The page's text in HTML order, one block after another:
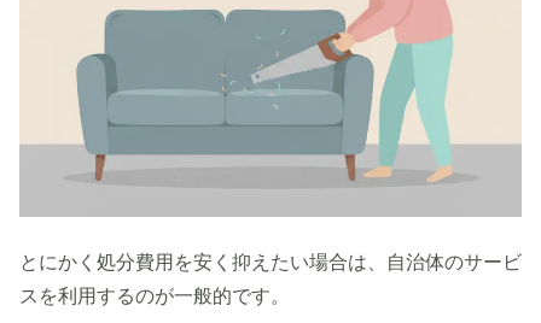
とにかく処分費用を安く抑えたい場合は、自治体のサービ
スを利用するのが一般的です。